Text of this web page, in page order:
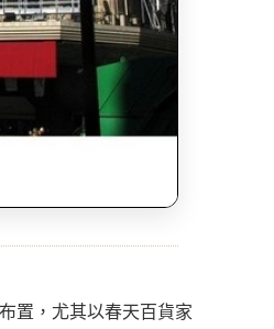
置，尤其以春天百貨家